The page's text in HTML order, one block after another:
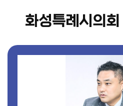
화성특례시의회